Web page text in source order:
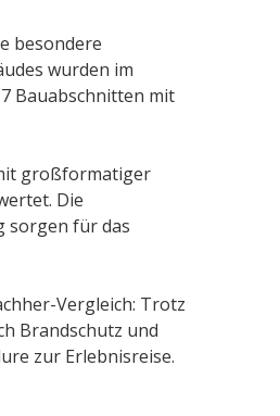
besondere
wurden im
Bauabschnitten mit
großformatiger
Die
sorgen für das
Vergleich: Trotz
Brandschutz und
zur Erlebnisreise.